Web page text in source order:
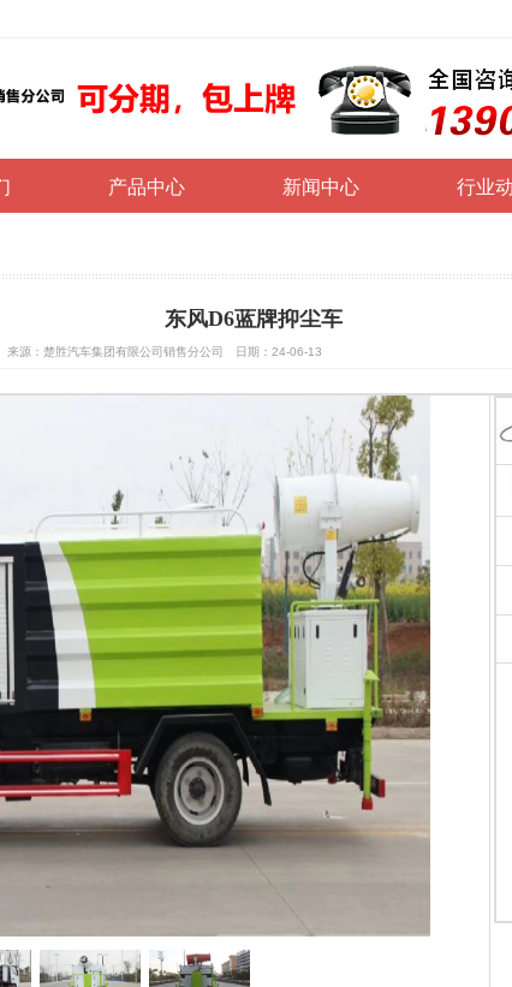
产品中心 新闻中心 行业
东风D6蓝牌抑尘车
来源：楚胜汽车集团有限公司销售分公司 日期：24-06-13